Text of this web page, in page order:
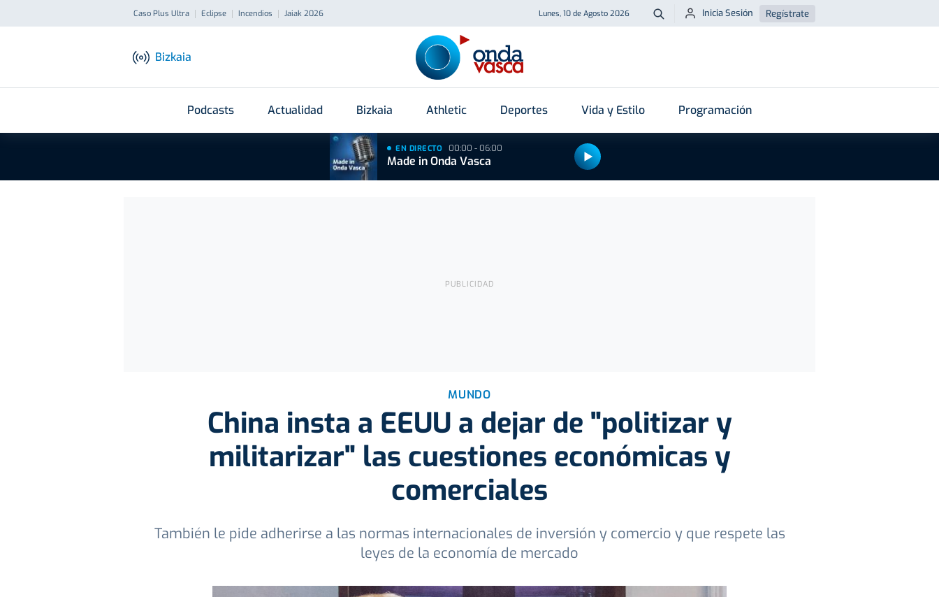
Caso Plus Ultra Eclipse Incendios Jaiak 2026 Lunes, 10 de Agosto 2026 Buscar
Inicia Sesión Regístrate
Bizkaia
Podcasts Actualidad Bizkaia Athletic Deportes Vida y Estilo Programación
EN DIRECTO 00:00 - 06:00
Made in Onda Vasca
MUNDO
China insta a EEUU a dejar de "politizar y
militarizar" las cuestiones económicas y
comerciales
También le pide adherirse a las normas internacionales de inversión y comercio y que respete las
leyes de la economía de mercado